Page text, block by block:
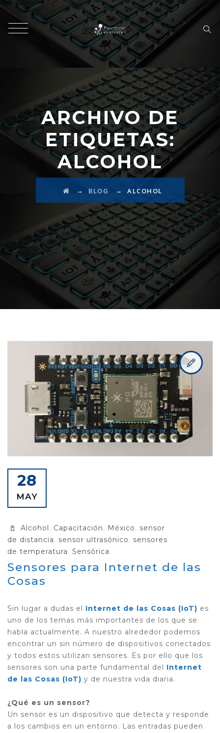
ARCHIVO DE
ETIQUETAS:
ALCOHOL
→ BLOG → ALCOHOL
28
MAY
Alcohol, Capacitación, México, sensor
de distancia, sensor ultrasónico, sensores
de temperatura, Sensórica
Sensores para Internet de las
Cosas
Sin lugar a dudas el Internet de las Cosas (IoT) es
uno de los temas más importantes de los que se
habla actualmente. A nuestro alrededor podemos
encontrar un sin número de dispositivos conectados
y todos estos utilizan sensores. Es por ello que los
sensores son una parte fundamental del Internet
de las Cosas (IoT) y de nuestra vida diaria.
¿Qué es un sensor?
Un sensor es un dispositivo que detecta y responde
a los cambios en un entorno. Las entradas pueden